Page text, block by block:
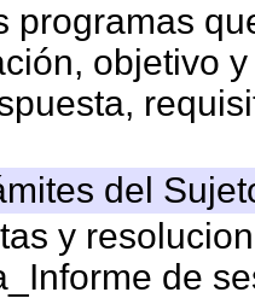
programas
objetivo
del
y
de